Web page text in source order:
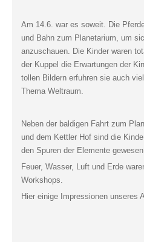
Am 14.6. war es soweit. Die
und Bahn zum Planetarium, um
anzuschauen. Die Kinder waren
der Kuppel die Erwartungen der
tollen Bildern erfuhren sie auch
Thema Weltraum.
Neben der baldigen Fahrt zum
und dem Kettler Hof sind die
den Spuren der Elemente
Feuer, Wasser, Luft und Erde
Workshops.
Hier einige Impressionen unseres